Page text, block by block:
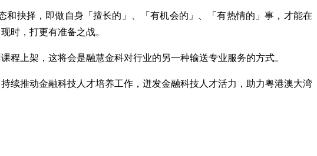
和抉择，即做自身「擅长的」、「有机会的」、「有热情的」事，才能在
时，打更有准备之战。
上架，这将会是融慧金科对行业的另一种输送专业服务的方式。
续推动金融科技人才培养工作，迸发金融科技人才活力，助力粤港澳大湾